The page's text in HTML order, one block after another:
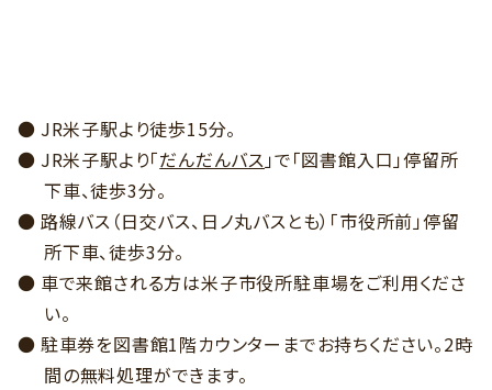
JR米子駅より徒歩15分。
JR米子駅より「だんだんバス」で「図書館入口」停留所
下車、徒歩3分。
路線バス（日交バス、日ノ丸バスとも）「市役所前」停留
所下車、徒歩3分。
車で来館される方は米子市役所駐車場をご利用くださ
い。
駐車券を図書館1階カウンターまでお持ちください。2時
間の無料処理ができます。